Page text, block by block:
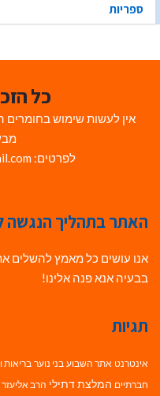
ספריות
כל
אין לעשות שימוש
לפרטים: Avihai.ZoomAt@gmail.com
האתר בתהליך הנגשה
אנו עושים כל מאמץ להשלים
בבעיה אנא פנה אלינו!
תגיות
אינטרנט אתר השבוע בני נוער בריאות
חברתיים המלצת דתילי הרב אליעזר